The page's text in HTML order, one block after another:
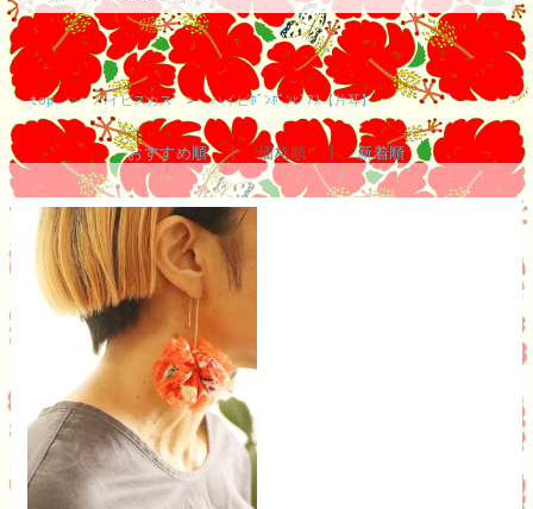
top > ハイビスカス > ハイビﾎﾟﾝﾎﾟﾝﾋﾟｱｽ【片耳】
おすすめ順| 価格順 |新着順